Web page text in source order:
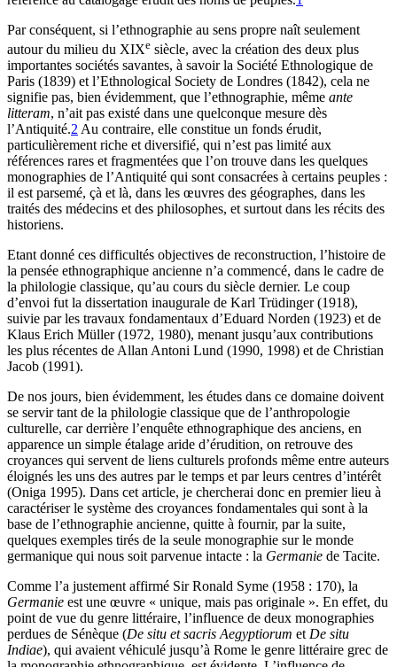
Par conséquent, si l’ethnographie au sens propre naît seulement
autour du milieu du XIXe siècle, avec la création des deux plus
importantes sociétés savantes, à savoir la Société Ethnologique de
Paris (1839) et l’Ethnological Society de Londres (1842), cela ne
signifie pas, bien évidemment, que l’ethnographie, même ante
litteram, n’ait pas existé dans une quelconque mesure dès
l’Antiquité.2 Au contraire, elle constitue un fonds érudit,
particulièrement riche et diversifié, qui n’est pas limité aux
références rares et fragmentées que l’on trouve dans les quelques
monographies de l’Antiquité qui sont consacrées à certains peuples :
il est parsemé, çà et là, dans les œuvres des géographes, dans les
traités des médecins et des philosophes, et surtout dans les récits des
historiens.
Etant donné ces difficultés objectives de reconstruction, l’histoire de
la pensée ethnographique ancienne n’a commencé, dans le cadre de
la philologie classique, qu’au cours du siècle dernier. Le coup
d’envoi fut la dissertation inaugurale de Karl Trüdinger (1918),
suivie par les travaux fondamentaux d’Eduard Norden (1923) et de
Klaus Erich Müller (1972, 1980), menant jusqu’aux contributions
les plus récentes de Allan Antoni Lund (1990, 1998) et de Christian
Jacob (1991).
De nos jours, bien évidemment, les études dans ce domaine doivent
se servir tant de la philologie classique que de l’anthropologie
culturelle, car derrière l’enquête ethnographique des anciens, en
apparence un simple étalage aride d’érudition, on retrouve des
croyances qui servent de liens culturels profonds même entre auteurs
éloignés les uns des autres par le temps et par leurs centres d’intérêt
(Oniga 1995). Dans cet article, je chercherai donc en premier lieu à
caractériser le système des croyances fondamentales qui sont à la
base de l’ethnographie ancienne, quitte à fournir, par la suite,
quelques exemples tirés de la seule monographie sur le monde
germanique qui nous soit parvenue intacte : la Germanie de Tacite.
Comme l’a justement affirmé Sir Ronald Syme (1958 : 170), la
Germanie est une œuvre « unique, mais pas originale ». En effet, du
point de vue du genre littéraire, l’influence de deux monographies
perdues de Sénèque (De situ et sacris Aegyptiorum et De situ
Indiae), qui avaient véhiculé jusqu’à Rome le genre littéraire grec de